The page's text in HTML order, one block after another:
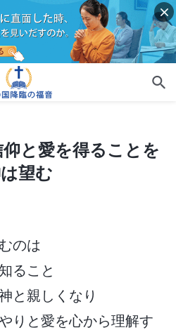
とを神は望む
と愛を得ることを
望む
のは
ること
と親しくなり
りと愛を心から理解す